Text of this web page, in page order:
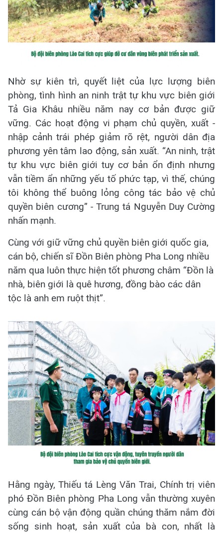
Nhờ sự kiên trì, quyết liệt của lực lượng biên
phòng, tình hình an ninh trật tự khu vực biên giới
Tả Gia Khâu nhiều năm nay cơ bản được giữ
vững. Các hoạt động vi phạm chủ quyền, xuất -
nhập cảnh trái phép giảm rõ rệt, người dân địa
phương yên tâm lao động, sản xuất. “An ninh, trật
tự khu vực biên giới tuy cơ bản ổn định nhưng
vẫn tiềm ẩn những yếu tố phức tạp, vì thế, chúng
tôi không thể buông lỏng công tác bảo vệ chủ
quyền biên cương” - Trung tá Nguyễn Duy Cường
nhấn mạnh.
Cùng với giữ vững chủ quyền biên giới quốc gia,
cán bộ, chiến sĩ Đồn Biên phòng Pha Long nhiều
năm qua luôn thực hiện tốt phương châm “Đồn là
nhà, biên giới là quê hương, đồng bào các dân
tộc là anh em ruột thịt”.
Hằng ngày, Thiếu tá Lèng Văn Trai, Chính trị viên
phó Đồn Biên phòng Pha Long vẫn thường xuyên
cùng cán bộ vận động quần chúng thăm nắm đời
sống sinh hoạt, sản xuất của bà con, nhất là